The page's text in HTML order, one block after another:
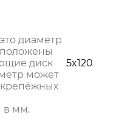
диаметр
диск
может
в мм.
5x120